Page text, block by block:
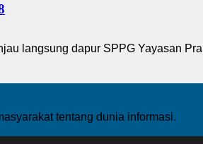
langsung dapur SPPG Yayasan
tentang dunia informasi.